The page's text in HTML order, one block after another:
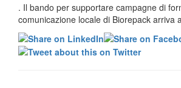
. Il bando per supportare campagne di
comunicazione locale di Biorepack arriva